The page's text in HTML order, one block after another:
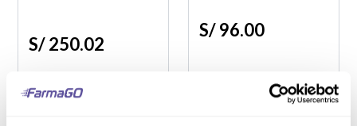
S/250.02
AGREGAR AL CARRITO
S/96.00
AGREGAR AL CARRITO